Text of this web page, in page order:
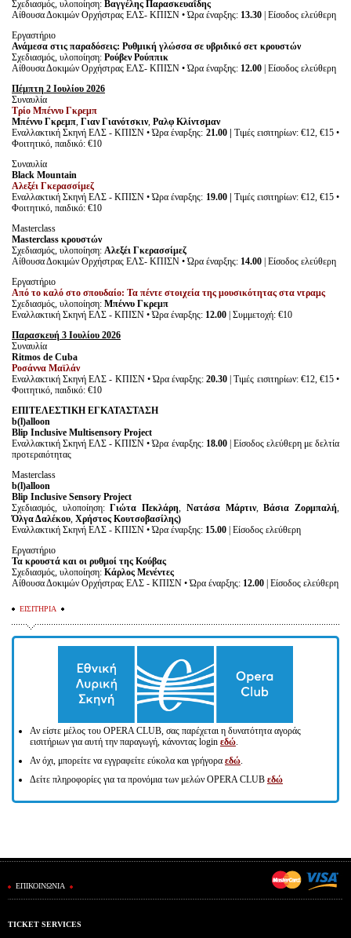
Σχεδιασμός, υλοποίηση: Βαγγέλης Παρασκευαΐδης
Αίθουσα Δοκιμών Ορχήστρας ΕΛΣ- ΚΠΙΣΝ • Ώρα έναρξης: 13.30 | Είσοδος ελεύθερη
Εργαστήριο
Ανάμεσα στις παραδόσεις: Ρυθμική γλώσσα σε υβριδικό σετ κρουστών
Σχεδιασμός, υλοποίηση: Ρούβεν Ρούππικ
Αίθουσα Δοκιμών Ορχήστρας ΕΛΣ- ΚΠΙΣΝ • Ώρα έναρξης: 12.00 | Είσοδος ελεύθερη
Πέμπτη 2 Ιουλίου 2026
Συναυλία
Τρίο Μπέννυ Γκρεμπ
Μπέννυ Γκρεμπ, Γιαν Γιανότσκιν, Ραλφ Κλίντσμαν
Εναλλακτική Σκηνή ΕΛΣ - ΚΠΙΣΝ • Ώρα έναρξης: 21.00 | Τιμές εισιτηρίων: €12, €15 •
Φοιτητικό, παιδικό: €10
Συναυλία
Black Mountain
Αλεξέι Γκερασσίμεζ
Εναλλακτική Σκηνή ΕΛΣ - ΚΠΙΣΝ • Ώρα έναρξης: 19.00 | Τιμές εισιτηρίων: €12, €15 •
Φοιτητικό, παιδικό: €10
Masterclass
Masterclass κρουστών
Σχεδιασμός, υλοποίηση: Αλεξέι Γκερασσίμεζ
Αίθουσα Δοκιμών Ορχήστρας ΕΛΣ- ΚΠΙΣΝ • Ώρα έναρξης: 14.00 | Είσοδος ελεύθερη
Εργαστήριο
Από το καλό στο σπουδαίο: Τα πέντε στοιχεία της μουσικότητας στα ντραμς
Σχεδιασμός, υλοποίηση: Μπέννυ Γκρεμπ
Εναλλακτική Σκηνή ΕΛΣ - ΚΠΙΣΝ • Ώρα έναρξης: 12.00 | Συμμετοχή: €10
Παρασκευή 3 Ιουλίου 2026
Συναυλία
Ritmos de Cuba
Ροσάννα Μαϊλάν
Εναλλακτική Σκηνή ΕΛΣ - ΚΠΙΣΝ • Ώρα έναρξης:20.30 | Τιμές εισιτηρίων: €12, €15 •
Φοιτητικό, παιδικό: €10
ΕΠΙΤΕΛΕΣΤΙΚΗ ΕΓΚΑΤΑΣΤΑΣΗ
b(l)alloon
Blip Inclusive Multisensory Project
Εναλλακτική Σκηνή ΕΛΣ - ΚΠΙΣΝ • Ώρα έναρξης: 18.00 | Είσοδος ελεύθερη με δελτία
προτεραιότητας
Masterclass
b(l)alloon
Blip Inclusive Sensory Project
Σχεδιασμός, υλοποίηση:Γιώτα Πεκλάρη, Νατάσα Μάρτιν,Βάσια Ζορμπαλή,
Όλγα Δαλέκου, Χρήστος Κουτσοβασίλης)
Εναλλακτική Σκηνή ΕΛΣ - ΚΠΙΣΝ • Ώρα έναρξης: 15.00 | Είσοδος ελεύθερη
Εργαστήριο
Τα κρουστά και οι ρυθμοί της Κούβας
Σχεδιασμός, υλοποίηση: Κάρλος Μενέντες
Αίθουσα Δοκιμών Ορχήστρας ΕΛΣ - ΚΠΙΣΝ • Ώρα έναρξης: 12.00 | Είσοδος ελεύθερη
ΕΙΣΙΤΗΡΙΑ
Αν είστε μέλος του OPERA CLUΒ, σας παρέχεται η δυνατότητα αγοράς
εισιτήριων για αυτή την παραγωγή, κάνοντας login εδώ
Αν όχι, μπορείτε να εγγραφείτε εύκολα και γρήγορα εδώ
Δείτε πληροφορίες για τα προνόμια των μελών OPERA CLUB εδώ
ΕΠΙΚΟΙΝΩΝΙΑ
TICKET SERVICES